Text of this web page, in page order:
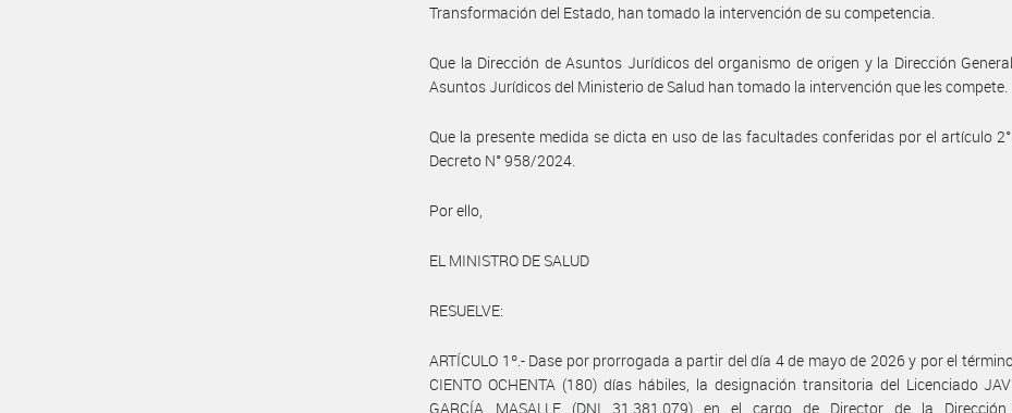
Transformación del Estado, han tomado la intervención de su competencia.
Que la Dirección de Asuntos Jurídicos del organismo de origen y la Dirección
Asuntos Jurídicos del Ministerio de Salud han tomado la intervención que les compete.
Que la presente medida se dicta en uso de las facultades conferidas por el artículo 2°
Decreto N° 958/2024.
Por ello,
EL MINISTRO DE SALUD
RESUELVE:
ARTÍCULO 1º.- Dase por prorrogada a partir del día 4 de mayo de 2026 y por el
CIENTO OCHENTA (180) días hábiles, la designación transitoria del Licenciado
GARCÍA MASALLE (DNI 31.381.079) en el cargo de Director de la